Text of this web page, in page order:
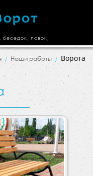
беседок, лавок,
Наши работы Ворота